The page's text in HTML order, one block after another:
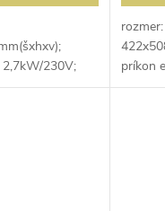
230V;
1,8kW;
rozmer:
príkon